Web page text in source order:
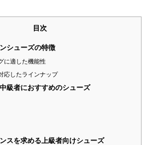
目次
シューズの特徴
に適した機能性
応したラインナップ
級者におすすめのシューズ
スを求める上級者向けシューズ